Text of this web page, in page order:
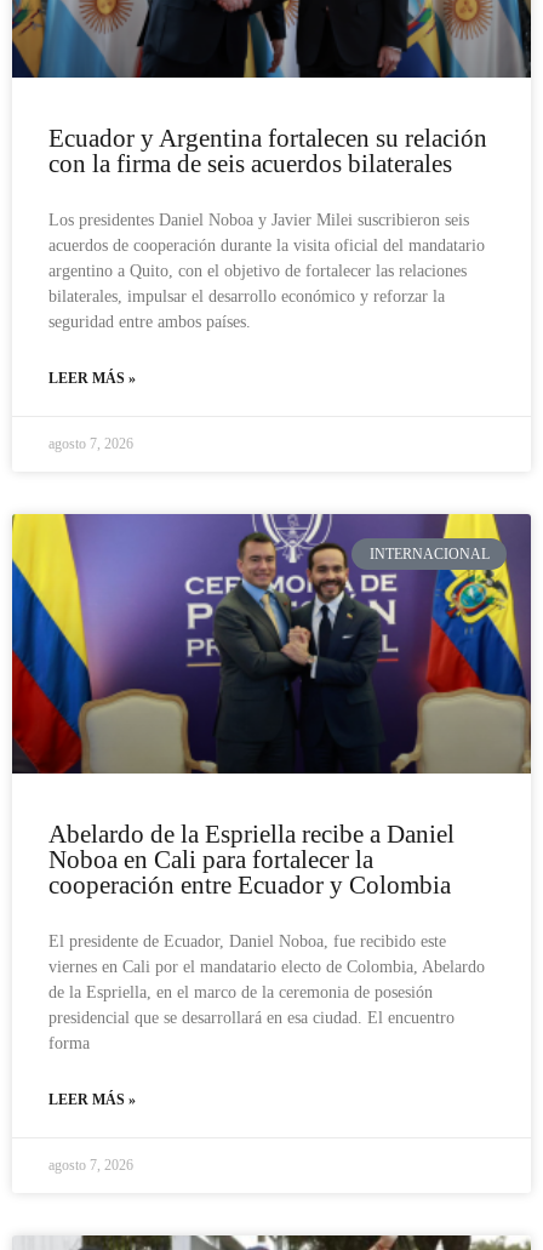
Ecuador y Argentina fortalecen su relación
con la firma de seis acuerdos bilaterales
Los presidentes Daniel Noboa y Javier Milei suscribieron seis
acuerdos de cooperación durante la visita oficial del mandatario
argentino a Quito, con el objetivo de fortalecer las relaciones
bilaterales, impulsar el desarrollo económico y reforzar la
seguridad entre ambos países.
LEER MÁS »
agosto 7, 2026
INTERNACIONAL
Abelardo de la Espriella recibe a Daniel
Noboa en Cali para fortalecer la
cooperación entre Ecuador y Colombia
El presidente de Ecuador, Daniel Noboa, fue recibido este
viernes en Cali por el mandatario electo de Colombia, Abelardo
de la Espriella, en el marco de la ceremonia de posesión
presidencial que se desarrollará en esa ciudad. El encuentro
forma
LEER MÁS »
agosto 7, 2026